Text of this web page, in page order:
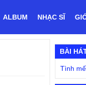
ALBUM NHẠC SĨ
BÀI
Tình